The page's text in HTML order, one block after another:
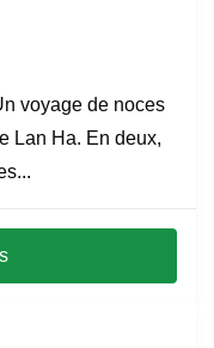
voyage de noces
Lan Ha. En deux,